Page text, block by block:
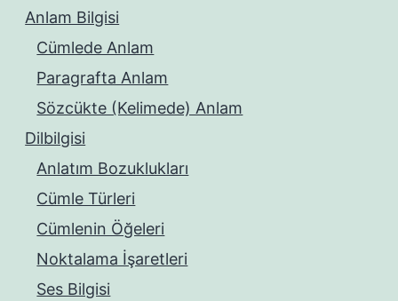
Anlam Bilgisi
Cümlede Anlam
Paragrafta Anlam
Sözcükte (Kelimede) Anlam
Dilbilgisi
Anlatım Bozuklukları
Cümle Türleri
Cümlenin Öğeleri
Noktalama İşaretleri
Ses Bilgisi